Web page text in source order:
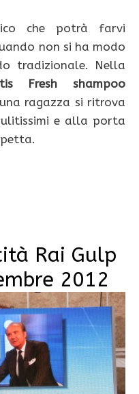
che potrà farvi
non si ha modo
tradizionale. Nella
Fresh shampoo
ragazza si ritrova
e alla porta
Rai Gulp
2012